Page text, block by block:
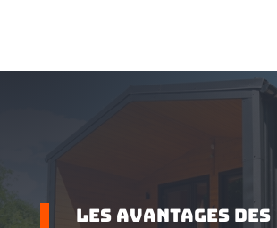
Les avantages des